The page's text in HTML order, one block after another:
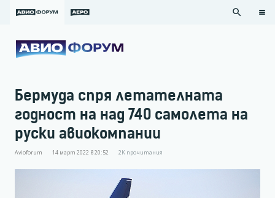
search
Бермуда спря летателната
годност на над 740 самолета на
руски авиокомпании
Avioforum 14 март 2022 в 20:52 2K прочитания